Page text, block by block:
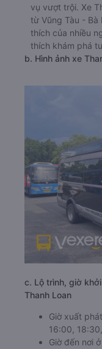
vụ vượt trội. Xe
từ Vũng Tàu - Bà
thích của nhiều
thích khám phá
b. Hình ảnh xe
c. Lộ trình, giờ
Thanh Loan
Giờ xuất
16:00,
Giờ đến nơi